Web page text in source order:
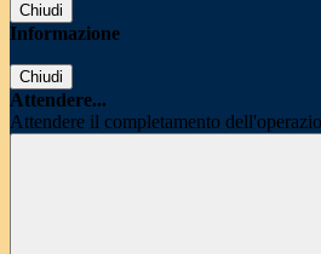
Chiudi
Informazione
Chiudi
Attendere...
Attendere il completamento